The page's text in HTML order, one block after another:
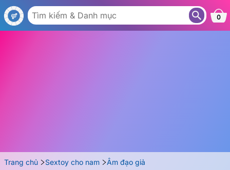
0
Trang chủ Sextoy cho nam Âm đạo giả